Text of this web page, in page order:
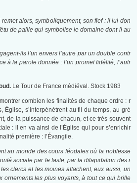
alors, symboliquement, son fief : il lui don
de paille qui symbolise le domaine dont il au
ils l’un envers l’autre par un double contr
à la parole donnée : l’un promet fidélité, l’autr
Le Tour de France médiéval. Stock 1983
combien les finalités de chaque ordre : r
Église, s’interpénètrent au fil du temps, au gré
de la puissance de chacun, et ce très souvent
: il en va ainsi de l’Église qui pour s’enrichir
première : l’Évangile.
au monde des cours féodales où la noblesse
sociale par le faste, par la dilapidation des r
clercs et les moines attachent, eux aussi, un
ornements les plus voyants, à tout ce qui brille